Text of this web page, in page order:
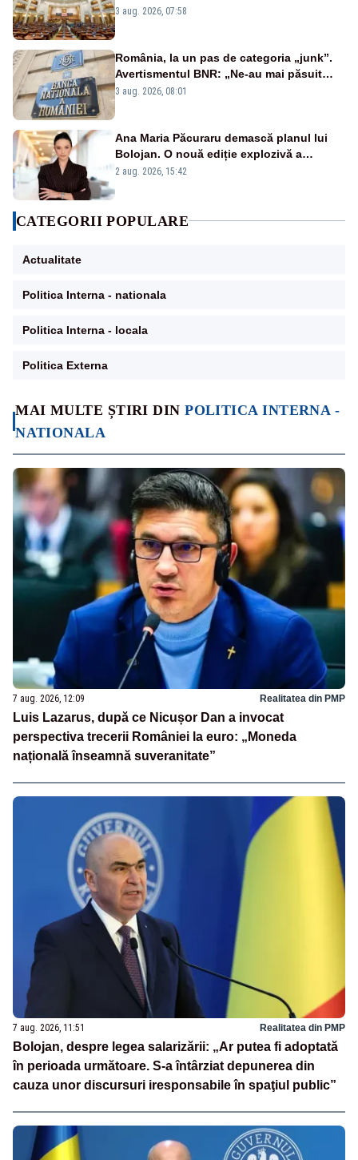
MAI MULTE ȘTIRI DINPOLITICA INTERNA -
NATIONALA
7 aug. 2026, 12:09 Realitatea din PMP
Luis Lazarus, după ce Nicușor Dan a invocat
perspectiva trecerii României la euro: „Moneda
națională înseamnă suveranitate”
7 aug. 2026, 11:51 Realitatea din PMP
Bolojan, despre legea salarizării: „Ar putea fi adoptată
în perioada următoare. S-a întârziat depunerea din
cauza unor discursuri iresponsabile în spaţiul public”
jaloane din PNRR
3 aug. 2026, 07:58
România, la un pas de categoria „junk”.
Avertismentul BNR: „Ne-au mai păsuit
pentru câteva luni”
3 aug. 2026, 08:01
Ana Maria Păcuraru demască planul lui
Bolojan. O nouă ediție explozivă a
emisiunii „Miza Zilei” la Realitatea PLUS
2 aug. 2026, 15:42
CATEGORII POPULARE
Actualitate
Politica Interna - nationala
Politica Interna - locala
Politica Externa